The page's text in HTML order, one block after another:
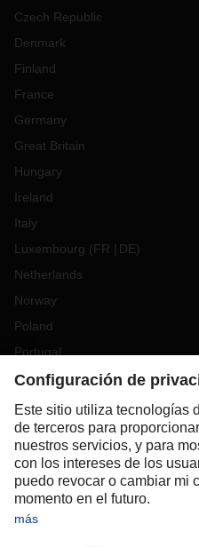
Czech Republic
Denmark
Finland
France
Germany
Great Britain
Hungary
Ireland
Italy
Luxembourg (FR DE)
Netherlands
Norway
Poland
Portugal
Romania
Slovakia
Spain
Sweden
Switzerland(DE FR)
Turkey